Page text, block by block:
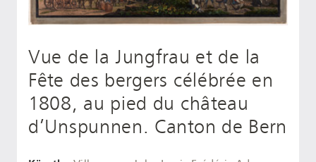
Vue de la Jungfrau et de la
Fête des bergers célébrée en
1808, au pied du château
d’Unspunnen. Canton de Bern